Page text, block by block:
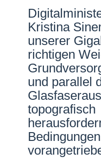
Netzwerke
Kristina
unserer
richtigen
und parallel
topografisch